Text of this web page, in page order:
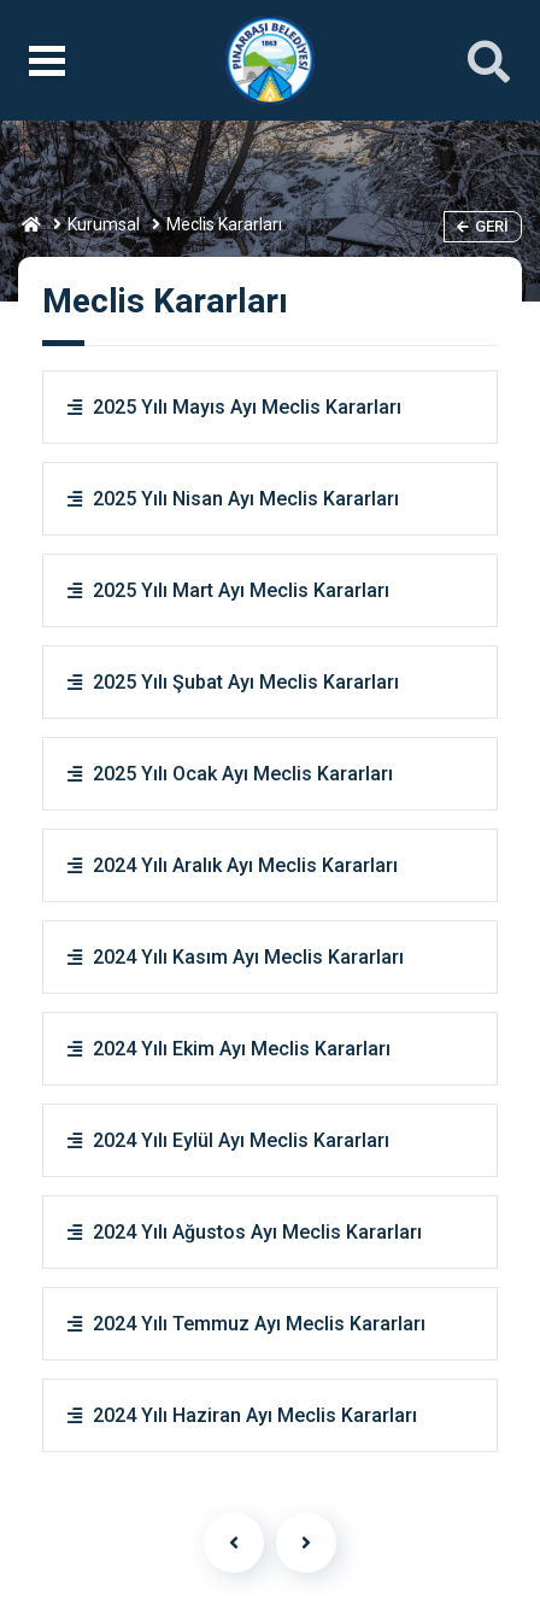
Kurumsal Meclis Kararları GERI
Meclis Kararları
2025 Yılı Mayıs Ayı Meclis Kararları
2025 Yılı Nisan Ayı Meclis Kararları
2025 Yılı Mart Ayı Meclis Kararları
2025 Yılı Şubat Ayı Meclis Kararları
2025 Yılı Ocak Ayı Meclis Kararları
2024 Yılı Aralık Ayı Meclis Kararları
2024 Yılı Kasım Ayı Meclis Kararları
2024 Yılı Ekim Ayı Meclis Kararları
2024 Yılı Eylül Ayı Meclis Kararları
2024 Yılı Ağustos Ayı Meclis Kararları
2024 Yılı Temmuz Ayı Meclis Kararları
2024 Yılı Haziran Ayı Meclis Kararları